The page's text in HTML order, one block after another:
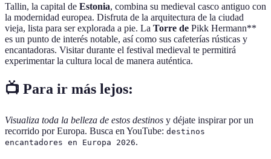
Tallin, la capital de Estonia, combina su medieval casco antiguo con
la modernidad europea. Disfruta de la arquitectura de la ciudad
vieja, lista para ser explorada a pie. La Torre de Pikk Hermann**
es un punto de interés notable, así como sus cafeterías rústicas y
encantadoras. Visitar durante el festival medieval te permitirá
experimentar la cultura local de manera auténtica.
📺 Para ir más lejos:
Visualiza toda la belleza de estos destinos y déjate inspirar por un
recorrido por Europa. Busca en YouTube: destinos
encantadores en Europa 2026.